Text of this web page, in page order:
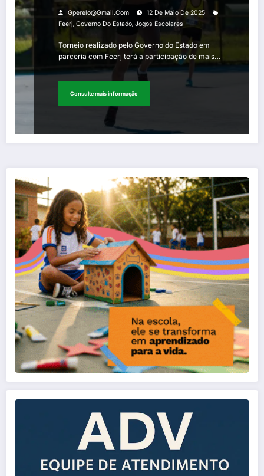
Janeiro
Gperelo@gmail.com
12 De Maio De 2025
Feerj, Governo Do Estado, Jogos Escolares
Torneio realizado pelo Governo do Estado em
parceria com Feerj terá a participação de mais…
Consulte mais informação